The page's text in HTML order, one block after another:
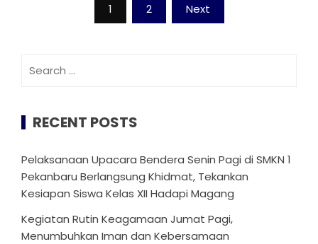
pagination
1 2 Next
for:
RECENT POSTS
Pelaksanaan Upacara Bendera Senin Pagi di SMKN 1
Pekanbaru Berlangsung Khidmat, Tekankan
Kesiapan Siswa Kelas XII Hadapi Magang
Kegiatan Rutin Keagamaan Jumat Pagi,
Menumbuhkan Iman dan Kebersamaan